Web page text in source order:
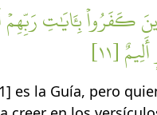
كَفَرُواْ بِـَٔايَٰتِ رَبِّهِمۡ
[١١]
es la Guía, pero